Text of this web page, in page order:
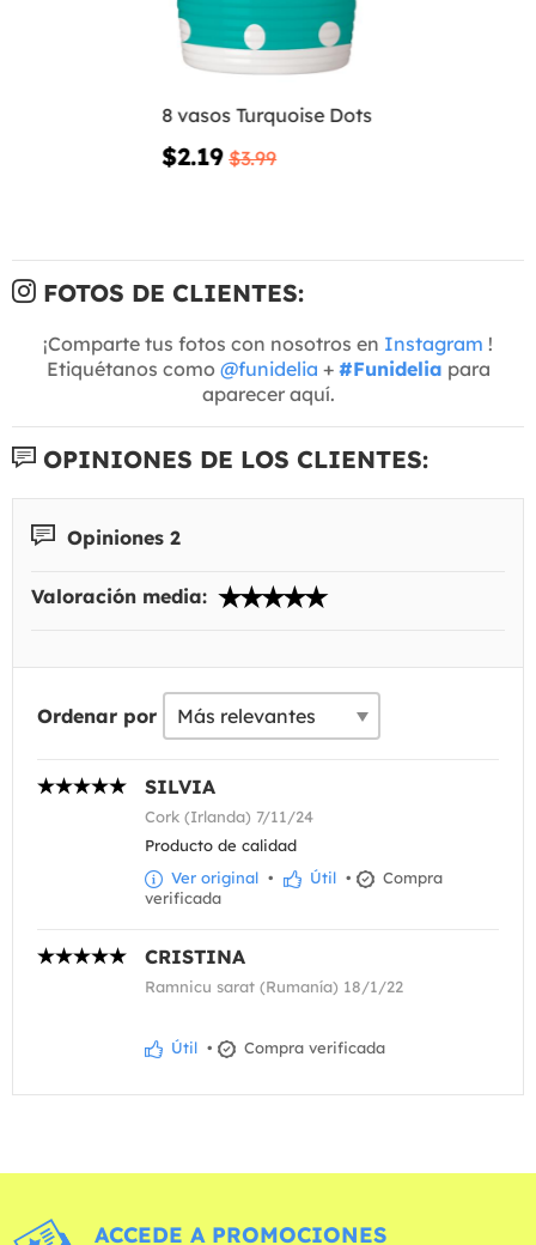
8 vasos Turquoise Dots
$2.19 $3.99
FOTOS DE CLIENTES:
¡Comparte tus fotos con nosotros en Instagram !
Etiquétanos como @funidelia + #Funidelia para
aparecer aquí.
OPINIONES DE LOS CLIENTES:
Opiniones 2
Valoración media:
Ordenar por
SILVIA
Cork (Irlanda) 7/11/24
Producto de calidad
Ver original • Útil •
Compra
verificada
CRISTINA
Ramnicu sarat (Rumanía) 18/1/22
Útil • Compra verificada
ACCEDE A PROMOCIONES